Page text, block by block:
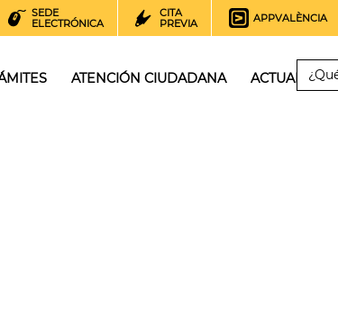
SEDE
ELECTRÓNICA
CITA
PREVIA
APPVALÈNCIA
ATENCIÓN CIUDADANA ACTUALIDAD